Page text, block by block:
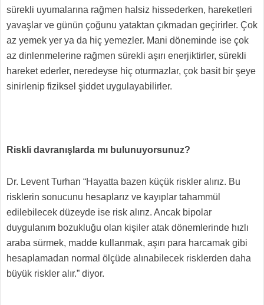
sürekli uyumalarına rağmen halsiz hissederken, hareketleri
yavaşlar ve günün çoğunu yataktan çıkmadan geçirirler. Çok
az yemek yer ya da hiç yemezler. Mani döneminde ise çok
az dinlenmelerine rağmen sürekli aşırı enerjiktirler, sürekli
hareket ederler, neredeyse hiç oturmazlar, çok basit bir şeye
sinirlenip fiziksel şiddet uygulayabilirler.
Riskli davranışlarda mı bulunuyorsunuz?
Dr. Levent Turhan “Hayatta bazen küçük riskler alırız. Bu
risklerin sonucunu hesaplarız ve kayıplar tahammül
edilebilecek düzeyde ise risk alırız. Ancak bipolar
duygulanım bozukluğu olan kişiler atak dönemlerinde hızlı
araba sürmek, madde kullanmak, aşırı para harcamak gibi
hesaplamadan normal ölçüde alınabilecek risklerden daha
büyük riskler alır.” diyor.